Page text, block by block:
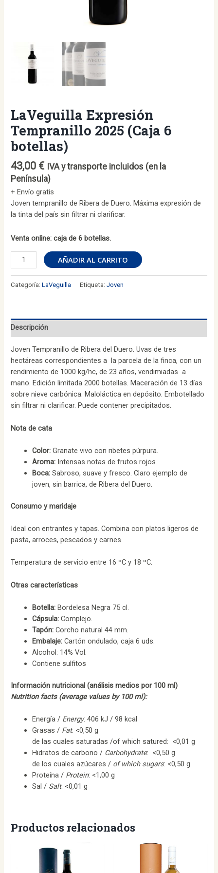
LaVeguilla Expresión
Tempranillo 2025 (Caja 6
botellas)
43,00 € IVA y transporte incluidos (en la
Península)
+ Envío gratis
Joven tempranillo de Ribera de Duero. Máxima expresión de
la tinta del país sin filtrar ni clarificar.
Venta online: caja de 6 botellas.
LaVeguilla
Expresión
Tempranillo
2025
botellas)
AÑADIR AL CARRITO
Categoría:LaVeguilla Etiqueta:Joven
Descripción
Joven Tempranillo de Ribera del Duero. Uvas de tres
hectáreas correspondientes a la parcela de la finca, con un
rendimiento de 1000 kg/hc, de 23 años, vendimiadas a
mano. Edición limitada 2000 botellas. Maceración de 13 días
sobre nieve carbónica. Maloláctica en depósito. Embotellado
sin filtrar ni clarificar. Puede contener precipitados.
Nota de cata
Color: Granate vivo con ribetes púrpura.
Aroma: Intensas notas de frutos rojos.
Boca: Sabroso, suave y fresco. Claro ejemplo de
joven, sin barrica, de Ribera del Duero.
Consumo y maridaje
Ideal con entrantes y tapas. Combina con platos ligeros de
pasta, arroces, pescados y carnes.
Temperatura de servicio entre 16 ºC y 18 ºC.
Otras características
Botella: Bordelesa Negra 75 cl.
Cápsula: Complejo.
Tapón: Corcho natural 44 mm.
Embalaje: Cartón ondulado, caja 6 uds.
Alcohol: 14% Vol.
Contiene sulfitos
Información nutricional (análisis medios por 100 ml)
Nutrition facts (average values by 100 ml):
Energía / Energy: 406 kJ / 98 kcal
Grasas / Fat: <0,50 g
de las cuales saturadas /of which satured: <0,01 g
Hidratos de carbono / Carbohydrate: <0,50 g
de los cuales azúcares / of which sugars: <0,50 g
Proteína / Protein: <1,00 g
Sal / Salt: <0,01 g
Productos relacionados